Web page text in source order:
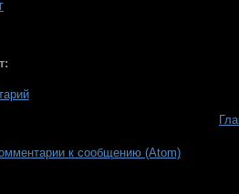
к сообщению (Atom)